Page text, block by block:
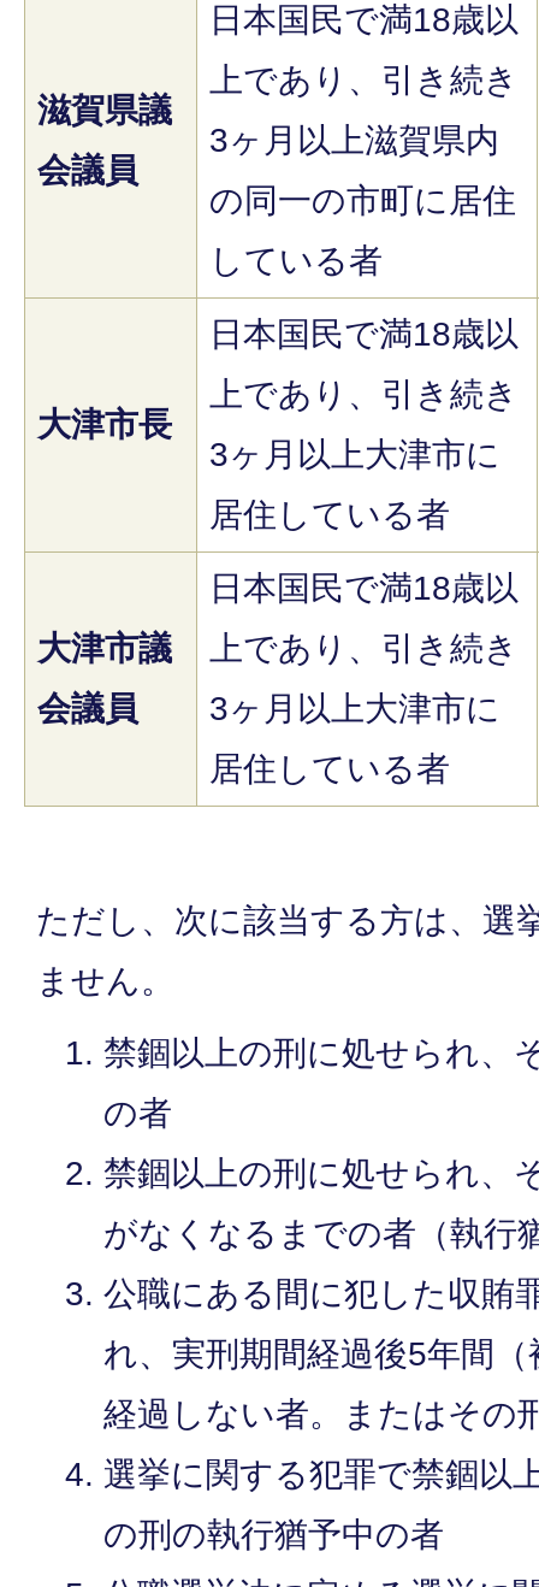
滋賀県議
会議員
日本国民で満18歳以
上であり、引き続き
3ヶ月以上滋賀県内
の同一の市町に居住
している者
大津市長
日本国民で満18歳以
上であり、引き続き
3ヶ月以上大津市に
居住している者
大津市議
会議員
日本国民で満18歳以
上であり、引き続き
3ヶ月以上大津市に
居住している者
ただし、次に該当する方は、選
ません。
禁錮以上の刑に処せられ、
の者
禁錮以上の刑に処せられ、
がなくなるまでの者（執行
公職にある間に犯した収賄
れ、実刑期間経過後5年間
経過しない者。またはその
選挙に関する犯罪で禁錮以
の刑の執行猶予中の者